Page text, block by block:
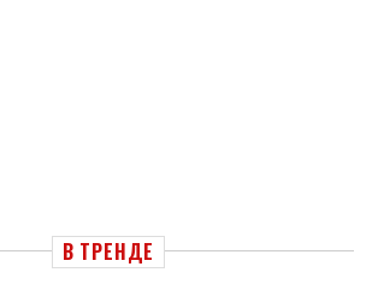
В ТРЕНДЕ